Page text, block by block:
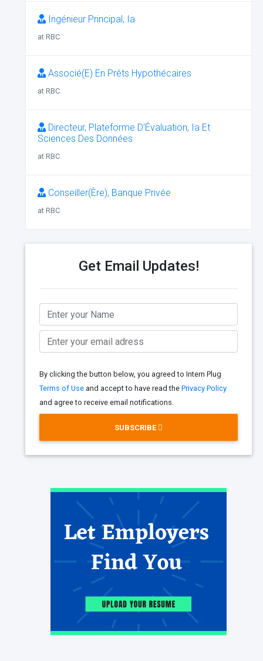
Ingénieur Principal, Ia
at RBC
Associé(E) En Prêts Hypothécaires
at RBC
Directeur, Plateforme D’Évaluation, Ia Et
Sciences Des Données
at RBC
Conseiller(Ère), Banque Privée
at RBC
Get Email Updates!
By clicking the button below, you agreed to Intern Plug
Terms of Use and accept to have read the Privacy Policy
and agree to receive email notifications.
SUBSCRIBE